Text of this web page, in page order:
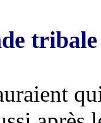
tribale